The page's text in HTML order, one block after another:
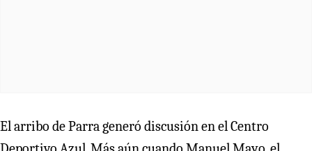
El arribo de Parra generó discusión en el Centro